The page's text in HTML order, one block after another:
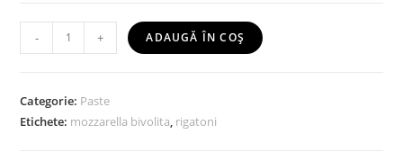
- + ADAUGĂ ÎN COȘ
Categorie: Paste
Etichete: mozzarella bivolita, rigatoni